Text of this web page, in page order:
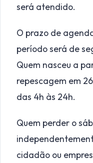
será atendido.
O prazo de
período será de
Quem nasceu a
repescagem em
das 4h às 24h.
Quem perder o
cidadão ou